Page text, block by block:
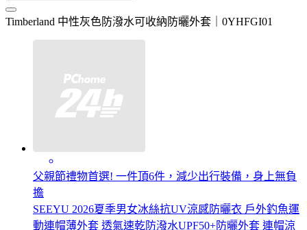
Timberland 中性灰色防潑水可收納防曬外套｜0YHFGI01
父親節禮物首選! 一件頂6件，減少出行裝備，身上無負
擔
SEEYU 2026夏季男女冰絲抗UV涼感防曬衣 戶外釣魚運
動連帽薄外套 透氣速乾防潑水UPF50+防曬外套 連帽涼